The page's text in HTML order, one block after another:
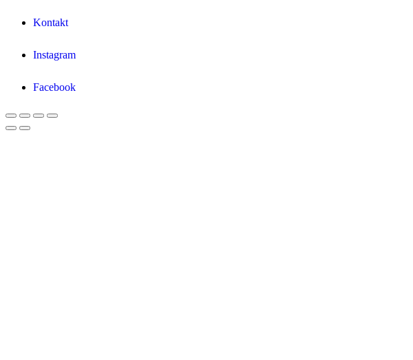
Kontakt
Instagram
Facebook